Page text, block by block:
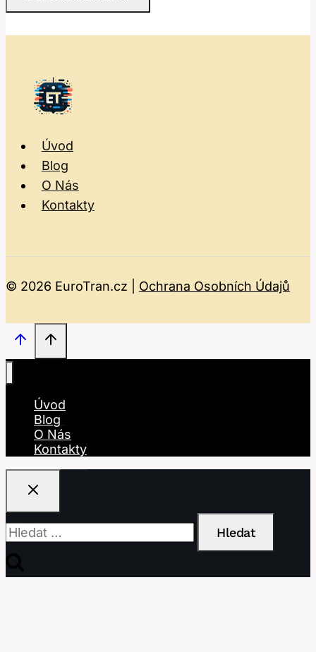
Úvod
Blog
O Nás
Kontakty
© 2026 EuroTran.cz | Ochrana Osobních Údajů
Úvod
Blog
O Nás
Kontakty
Vyhledávání